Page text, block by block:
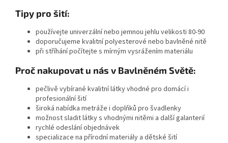
Tipy pro šití:
používejte univerzální nebo jemnou jehlu velikosti 80-90
doporučujeme kvalitní polyesterové nebo bavlněné nitě
při stříhání počítejte s mírným vysrážením materiálu
Proč nakupovat u nás v Bavlněném Světě:
pečlivě vybírané kvalitní látky vhodné pro domácí i
profesionální šití
široká nabídka metráže i doplňků pro švadlenky
možnost sladit látky s vhodnými nitěmi a další galanterií
rychlé odeslání objednávek
specializace na přírodní materiály a dětské šití